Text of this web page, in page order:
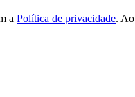
a Política de privacidade.